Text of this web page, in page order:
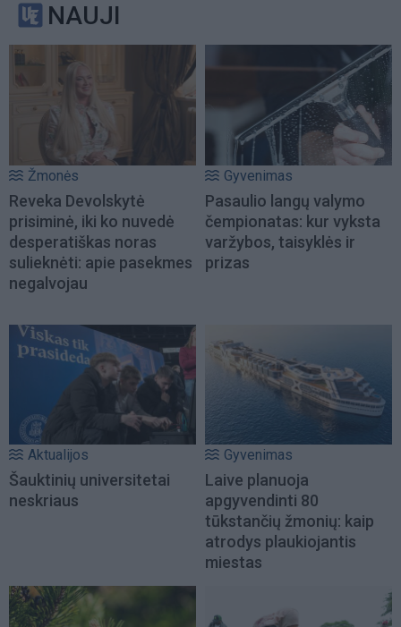
NAUJI
Žmonės
Reveka Devolskytė
prisiminė, iki ko nuvedė
desperatiškas noras
sulieknėti: apie pasekmes
negalvojau
Gyvenimas
Pasaulio langų valymo
čempionatas: kur vyksta
varžybos, taisyklės ir
prizas
Aktualijos
Šauktinių universitetai
neskriaus
Gyvenimas
Laive planuoja
apgyvendinti 80
tūkstančių žmonių: kaip
atrodys plaukiojantis
miestas